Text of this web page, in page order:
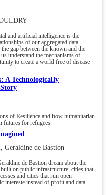
and artificial intelligence is the
of our aggregated data.
gap between the known and the
understand the mechanisms of
to create a world free of disease
A Technologically
of Resilience and how humanitarian
futures for refugees.
Geraldine de Bastion
de Bastion dream about the
on public infrastructure, cities that
and cities that run open
intereste instead of profit and data